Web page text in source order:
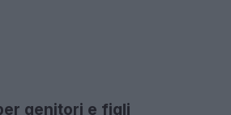
genitori e figli